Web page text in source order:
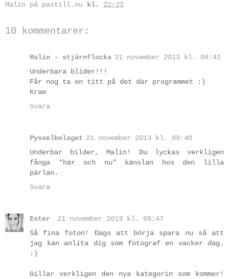
Malin på pastill.nu kl. 22:22
10 kommentarer:
Malin - stjärnflocka 21 november 2013 kl. 08:41
Underbara blider!!!
Får nog ta en titt på det där programmet :)
Kram
Svara
Pysselbolaget 21 november 2013 kl. 09:40
Underbar bilder, Malin! Du lyckas verkligen
fånga "här och nu" känslan hos den lilla
pärlan.
Svara
Ester
21 november 2013 kl. 09:47
Så fina foton! Dags att börja spara nu så att
jag kan anlita dig som fotograf en vacker dag.
:)
Gillar verkligen den nya kategorin som kommer!